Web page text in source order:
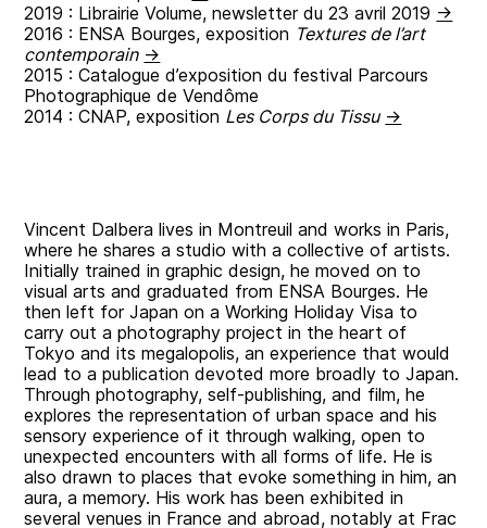
2019 : Librairie Volume, newsletter du 23 avril 2019 →
2016 : ENSA Bourges, exposition Textures de l’art
contemporain →
2015 : Catalogue d’exposition du festival Parcours
Photographique de Vendôme
2014 : CNAP, exposition Les Corps du Tissu →
Vincent Dalbera lives in Montreuil and works in Paris,
where he shares a studio with a collective of artists.
Initially trained in graphic design, he moved on to
visual arts and graduated from ENSA Bourges. He
then left for Japan on a Working Holiday Visa to
carry out a photography project in the heart of
Tokyo and its megalopolis, an experience that would
lead to a publication devoted more broadly to Japan.
Through photography, self-publishing, and film, he
explores the representation of urban space and his
sensory experience of it through walking, open to
unexpected encounters with all forms of life. He is
also drawn to places that evoke something in him, an
aura, a memory. His work has been exhibited in
several venues in France and abroad, notably at Frac